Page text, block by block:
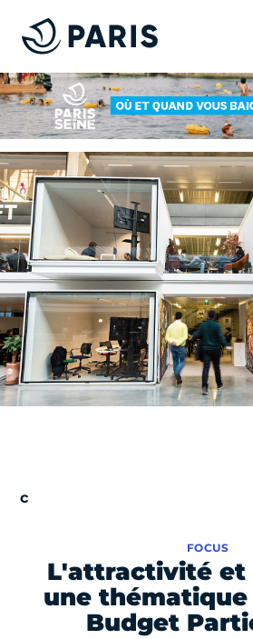
L'attractivité et
une thématique
Budget
FOCUS